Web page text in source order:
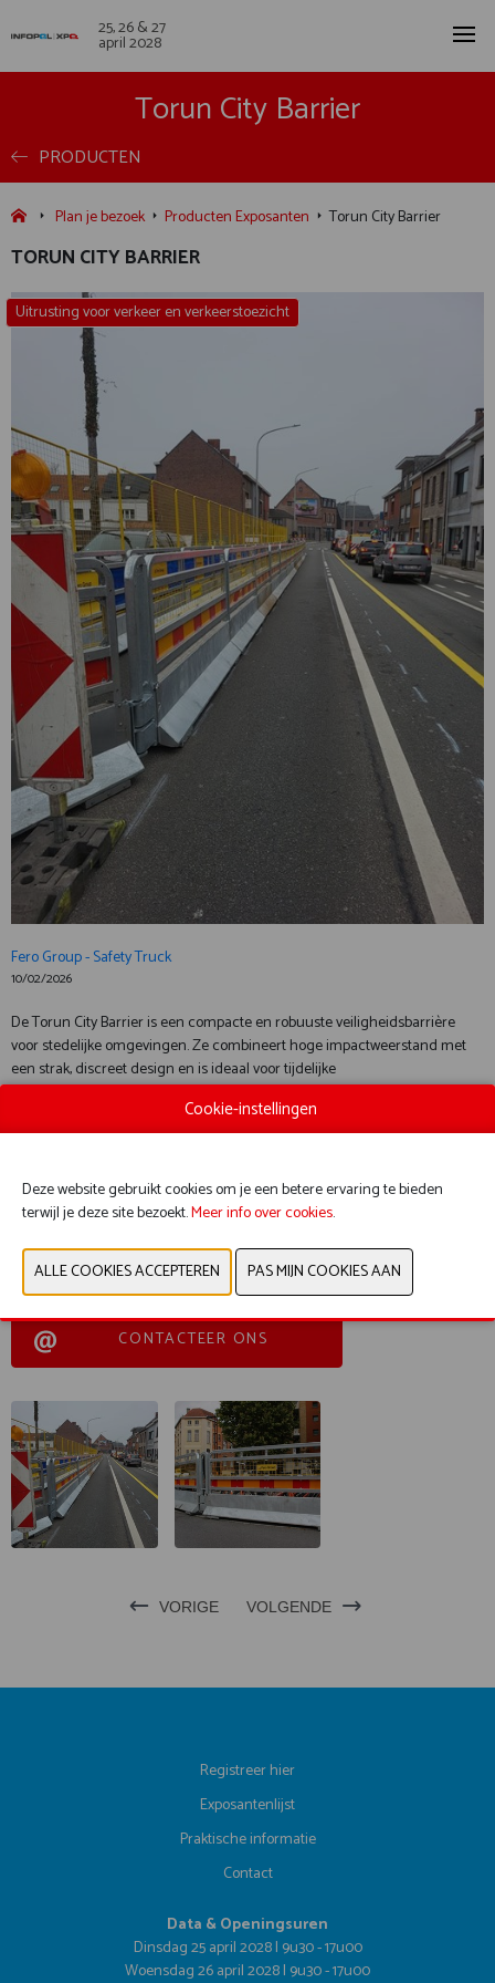
25, 26 & 27
april 2028
Torun City Barrier
PRODUCTEN
Plan je bezoek Producten Exposanten Torun City Barrier
TORUN CITY BARRIER
Uitrusting voor verkeer en verkeerstoezicht
Fero Group - Safety Truck
10/02/2026
De Torun City Barrier is een compacte en robuuste veiligheidsbarrière
voor stedelijke omgevingen. Ze combineert hoge impactweerstand met
een strak, discreet design en is ideaal voor tijdelijke
verkeersafscheidingen waar veiligheid, zichtbaarheid en plaatsbesparing
cruciaal zijn. De barrier wordt geplaatst door onze gespecialiseerde teams
met kraan, wat een correcte, veilige en gecontroleerde installatie
verkeersmaatregelen in de stad.
Bekijk catalogus
CONTACTEER ONS
VORIGE VOLGENDE
Registreer hier
Exposantenlijst
Praktische informatie
Contact
Data & Openingsuren
Dinsdag 25 april 2028 | 9u30 - 17u00
Woensdag 26 april 2028 | 9u30 - 17u00
Cookie-instellingen
Deze website gebruikt cookies om je een betere ervaring te bieden
terwijl je deze site bezoekt.Meer info over cookies.